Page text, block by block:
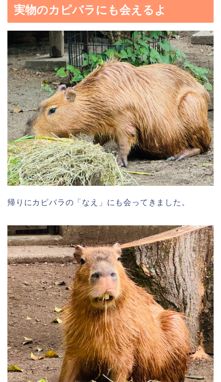
実物のカピバラにも会えるよ
帰りにカピバラの「なえ」にも会ってきました。